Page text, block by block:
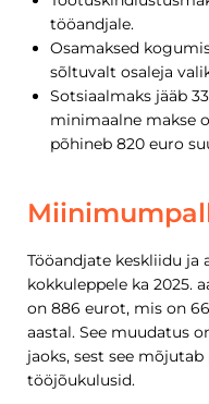
tööandjale.
Osamaksed
sõltuvalt osaleja
Sotsiaalmaks jääb
minimaalne makse
põhineb 820 euro
Tööandjate keskliidu
kokkuleppele ka 2025.
on 886 eurot, mis on
aastal. See muudatus
jaoks, sest see
tööjõukulusid.